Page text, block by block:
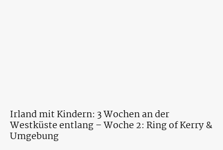
Irland mit Kindern: 3 Wochen an der
Westküste entlang – Woche 2: Ring of Kerry &
Umgebung